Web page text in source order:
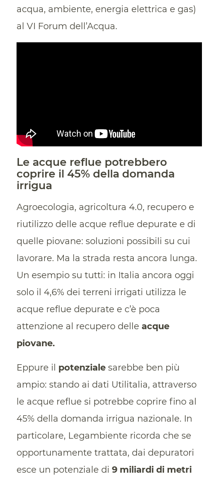
acqua, ambiente, energia elettrica e gas)
al VI Forum dell’Acqua.
Le acque reflue potrebbero
coprire il 45% della domanda
irrigua
Agroecologia, agricoltura 4.0, recupero e
riutilizzo delle acque reflue depurate e di
quelle piovane: soluzioni possibili su cui
lavorare. Ma la strada resta ancora lunga.
Un esempio su tutti: in Italia ancora oggi
solo il 4,6% dei terreni irrigati utilizza le
acque reflue depurate e c’è poca
attenzione al recupero delle acque
piovane.
Eppure il potenzialesarebbe ben più
ampio: stando ai dati Utilitalia, attraverso
le acque reflue si potrebbe coprire fino al
45% della domanda irrigua nazionale. In
particolare, Legambiente ricorda che se
opportunamente trattata, dai depuratori
esce un potenziale di 9 miliardi di metri